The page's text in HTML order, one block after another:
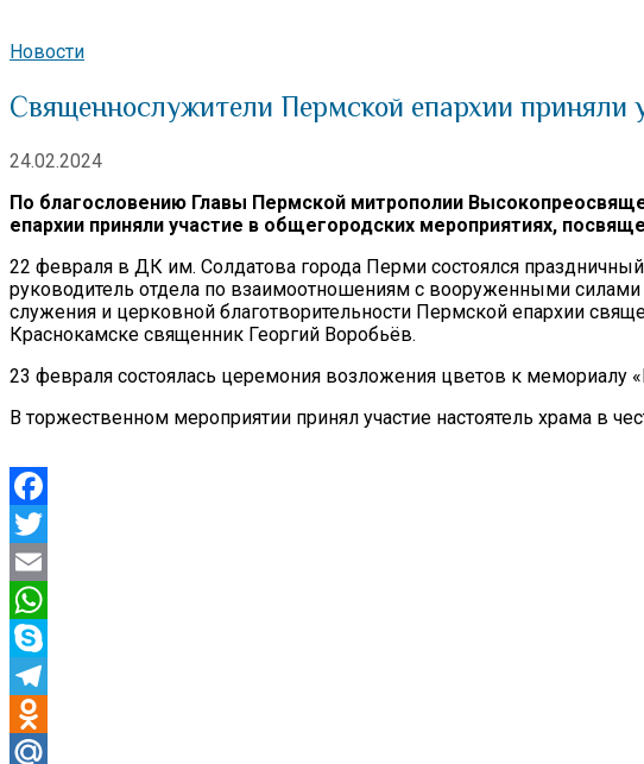
Новости
Священнослужители Пермской епархии
24.02.2024
По благословению Главы Пермской митрополии
епархии приняли участие в общегородских мероприятиях,
22 февраля в ДК им. Солдатова города Перми состоялся
руководитель отдела по взаимоотношениям с вооруженными силами
служения и церковной благотворительности Пермской епархии
Краснокамске священник Георгий Воробьёв.
23 февраля состоялась церемония возложения цветов к мемориалу
В торжественном мероприятии принял участие настоятель храма в
Facebook
Twitter
Email
WhatsApp
Skype
Telegram
Odnoklassniki